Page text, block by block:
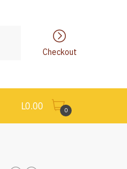
Checkout
L0.00 0